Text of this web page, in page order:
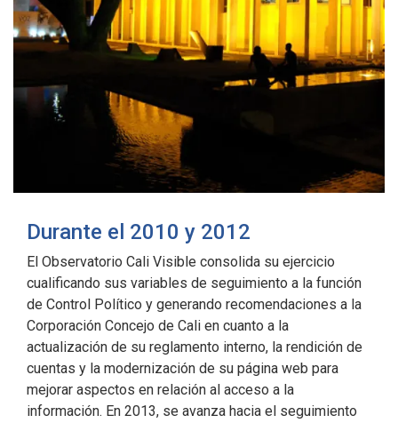
Durante el 2010 y 2012
El Observatorio Cali Visible consolida su ejercicio
cualificando sus variables de seguimiento a la función
de Control Político y generando recomendaciones a la
Corporación Concejo de Cali en cuanto a la
actualización de su reglamento interno, la rendición de
cuentas y la modernización de su página web para
mejorar aspectos en relación al acceso a la
información. En 2013, se avanza hacia el seguimiento